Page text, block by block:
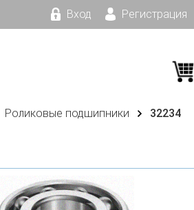
Вход Регистрация
Роликовые подшипники
32234